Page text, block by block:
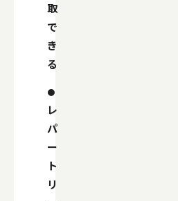
取
で
き
る
レ
パ
ー
ト
リ